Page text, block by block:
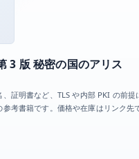
3 版 秘密の国のアリス
証明書など、TLS や内部 PKI の前提
考書籍です。価格や在庫はリンク先